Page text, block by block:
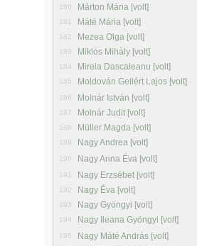
180 Márton Mária [volt]
181 Máté Mária [volt]
182 Mezea Olga [volt]
183 Miklós Mihály [volt]
184 Mirela Dascaleanu [volt]
185 Moldován Gellért Lajos [volt]
186 Molnár István [volt]
187 Molnár Judit [volt]
188 Müller Magda [volt]
189 Nagy Andrea [volt]
190 Nagy Anna Éva [volt]
191 Nagy Erzsébet [volt]
192 Nagy Éva [volt]
193 Nagy Gyöngyi [volt]
194 Nagy Ileana Gyöngyi [volt]
195 Nagy Máté András [volt]